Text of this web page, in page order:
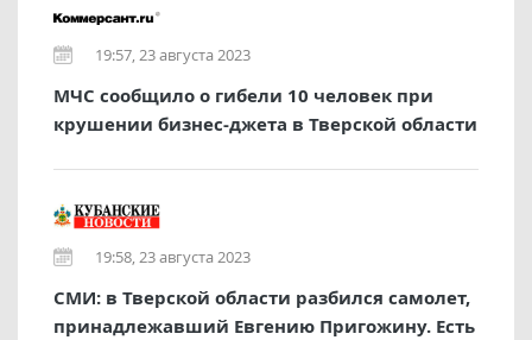
19:57, 23 августа 2023
МЧС сообщило о гибели 10 человек при
крушении бизнес-джета в Тверской области
19:58, 23 августа 2023
СМИ: в Тверской области разбился самолет,
принадлежавший Евгению Пригожину. Есть